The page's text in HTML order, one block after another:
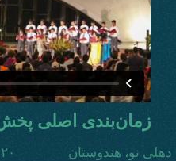
زمان‌بندی اصلی پخش
دهلی نو، هندوستان ٢٠ اکتبر